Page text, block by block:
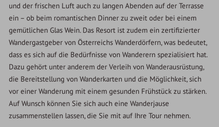
und der frischen Luft auch zu langen Abenden auf der Terrasse
ein – ob beim romantischen Dinner zu zweit oder bei einem
gemütlichen Glas Wein. Das Resort ist zudem ein zertifizierter
Wandergastgeber von Österreichs Wanderdörfern, was bedeutet,
dass es sich auf die Bedürfnisse von Wanderern spezialisiert hat.
Dazu gehört unter anderem der Verleih von Wanderausrüstung,
die Bereitstellung von Wanderkarten und die Möglichkeit, sich
vor einer Wanderung mit einem gesunden Frühstück zu stärken.
Auf Wunsch können Sie sich auch eine Wanderjause
zusammenstellen lassen, die Sie mit auf Ihre Tour nehmen.